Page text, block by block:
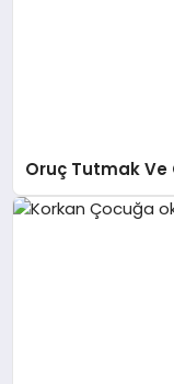
Oruç Tutmak Ve